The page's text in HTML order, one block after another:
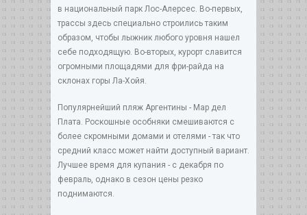
в национальный парк Лос-Алерсес. Во-первых,
трассы здесь специально строились таким
образом, чтобы лыжник любого уровня нашел
себе подходящую. Во-вторых, курорт славится
огромными площадями для фри-райда на
склонах горы Ла-Хойя.
Популярнейший пляж Аргентины - Мар дел
Плата. Роскошные особняки смешиваются с
более скромными домами и отелями - так что
средний класс может найти доступный вариант.
Лучшее время для купания - с декабря по
февраль, однако в сезон цены резко
поднимаются.